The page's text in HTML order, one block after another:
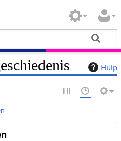
Hulp